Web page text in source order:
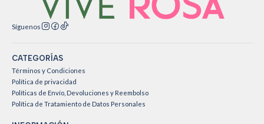
Síguenos
CATEGORÍAS
Términos y Condiciones
Política de privacidad
Políticas de Envío, Devoluciones y Reembolso
Política de Tratamiento de Datos Personales